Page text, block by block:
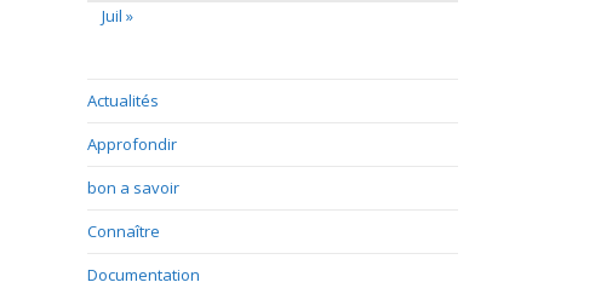
Juil »
Actualités
Approfondir
bon a savoir
Connaître
Documentation